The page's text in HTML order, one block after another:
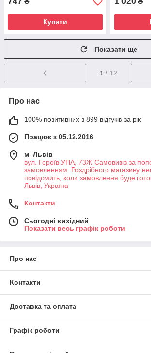
Купити
Показати ще
1 / 12
Про нас
100% позитивних з 899 відгуків за рік
Працює з 05.12.2016
м. Львів
вул. Героїв УПА, 73Ж Самовивіз за
замовленням. Роздрібного магазину
повідомить, коли замовлення буде
Львів, Україна
Контакти
Сьогодні вихідний
Показати весь графік роботи
Про нас
Контакти
Доставка та оплата
Графік роботи